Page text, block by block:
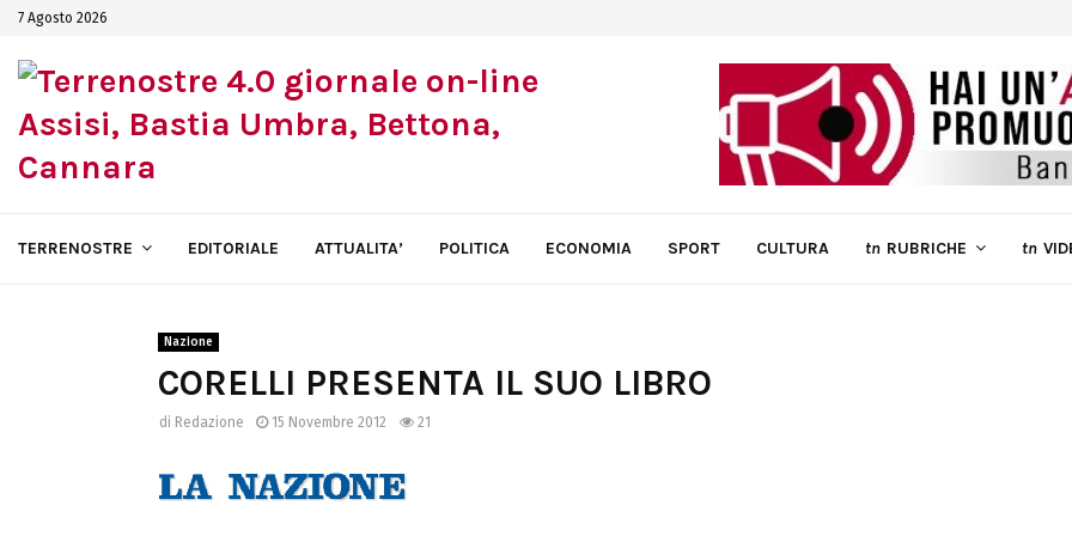
7 Agosto 2026
TERRENOSTRE EDITORIALE ATTUALITA’ POLITICA ECONOMIA SPORT CULTURA tn RUBRICHE tn
Nazione
CORELLI PRESENTA IL SUO LIBRO
di Redazione 15 Novembre 2012 21